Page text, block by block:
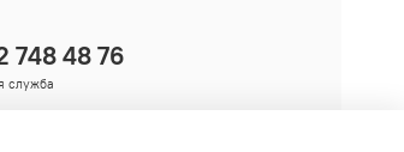
748 48 76
служба